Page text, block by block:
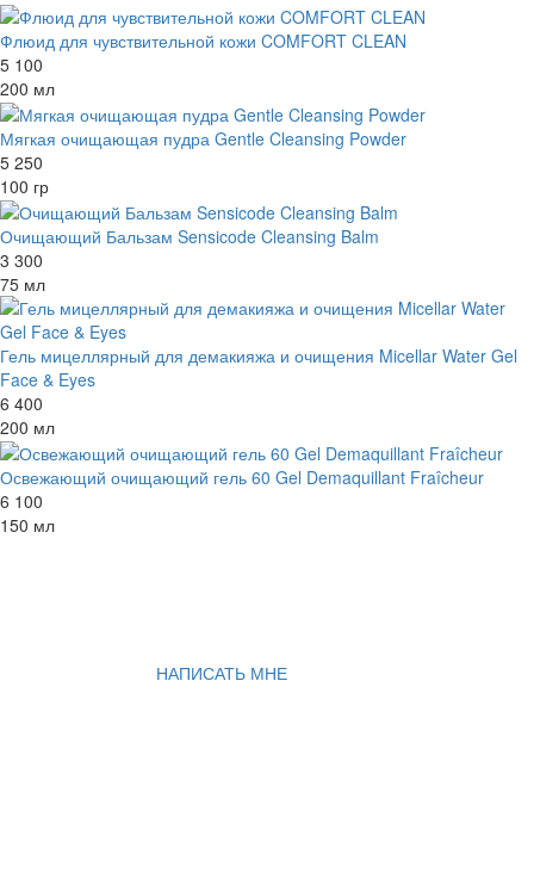
Флюид для чувствительной кожи COMFORT CLEAN
5 100
200 мл
Мягкая очищающая пудра Gentle Cleansing Powder
5 250
100 гр
Очищающий Бальзам Sensicode Cleansing Balm
3 300
75 мл
Гель мицеллярный для демакияжа и очищения Micellar Water Gel
Face & Eyes
6 400
200 мл
Освежающий очищающий гель 60 Gel Demaquillant Fraîcheur
6 100
150 мл
НАПИСАТЬ МНЕ